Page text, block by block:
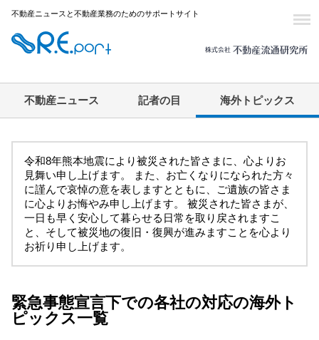
不動産ニュースと不動産業務のためのサポートサイト
不動産ニュース 記者の目 海外トピックス
令和8年熊本地震により被災された皆さまに、心よりお
見舞い申し上げます。 また、お亡くなりになられた方々
に謹んで哀悼の意を表しますとともに、ご遺族の皆さま
に心よりお悔やみ申し上げます。 被災された皆さまが、
一日も早く安心して暮らせる日常を取り戻されますこ
と、そして被災地の復旧・復興が進みますことを心より
お祈り申し上げます。
緊急事態宣言下での各社の対応の海外ト
ピックス一覧